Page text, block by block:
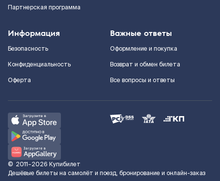
Партнерская программа
Информация
Безопасность
Конфиденциальность
Оферта
Важные ответы
Оформление и покупка
Возврат и обмен билета
Все вопросы и ответы
© 2011–2026 Купибилет
Дешёвые билеты на самолёт и поезд, бронирование и онлайн-заказ